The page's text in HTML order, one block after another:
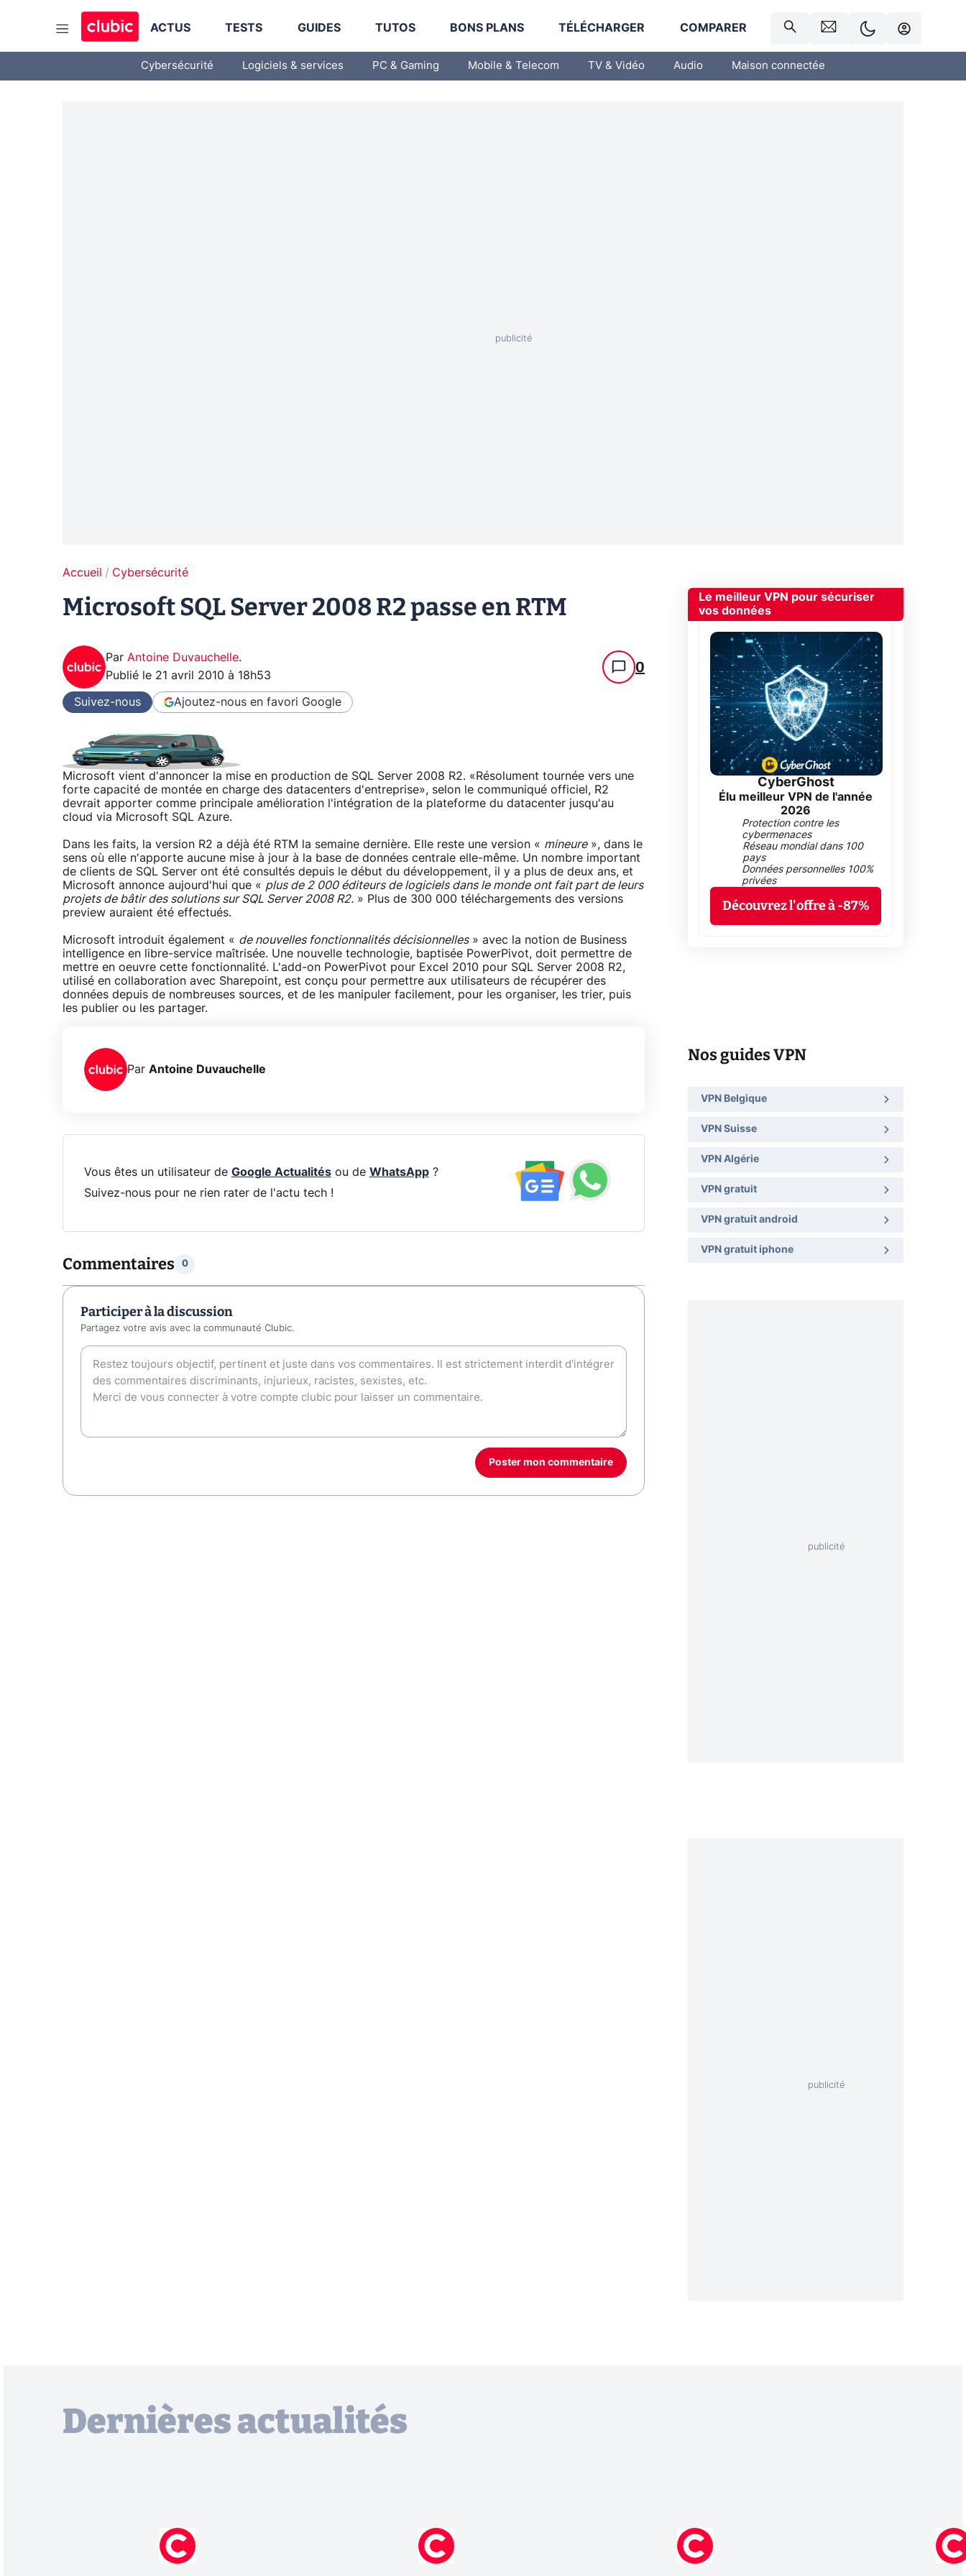
ACTUS TESTS GUIDES TUTOS BONS PLANS TÉLÉCHARGER COMPARER
Cybersécurité Logiciels & services PC & Gaming Mobile & Telecom TV & Vidéo Audio Maison connectée
Accueil Cybersécurité
Microsoft SQL Server 2008 R2 passe en RTM
Par Antoine Duvauchelle.
Publié le 21 avril 2010 à 18h53 0
Suivez-nous Ajoutez-nous en favori Google
Microsoft vient d'annoncer la mise en production de SQL Server 2008 R2. «Résolument tournée vers une
forte capacité de montée en charge des datacenters d'entreprise», selon le communiqué officiel, R2
devrait apporter comme principale amélioration l'intégration de la plateforme du datacenter jusqu'au
cloud via Microsoft SQL Azure.
Dans les faits, la version R2 a déjà été RTM la semaine dernière. Elle reste une version « mineure», dans le
sens où elle n'apporte aucune mise à jour à la base de données centrale elle-même. Un nombre important
de clients de SQL Server ont été consultés depuis le début du développement, il y a plus de deux ans, et
Microsoft annonce aujourd'hui que « plus de 2 000 éditeurs de logiciels dans le monde ont fait part de leurs
projets de bâtir des solutions sur SQL Server 2008 R2. » Plus de 300 000 téléchargements des versions
preview auraient été effectués.
Microsoft introduit également « de nouvelles fonctionnalités décisionnelles» avec la notion de Business
intelligence en libre-service maîtrisée. Une nouvelle technologie, baptisée PowerPivot, doit permettre de
mettre en oeuvre cette fonctionnalité. L'add-on PowerPivot pour Excel 2010 pour SQL Server 2008 R2,
utilisé en collaboration avec Sharepoint, est conçu pour permettre aux utilisateurs de récupérer des
données depuis de nombreuses sources, et de les manipuler facilement, pour les organiser, les trier, puis
les publier ou les partager.
Par Antoine Duvauchelle
Vous êtes un utilisateur de Google Actualitésou de WhatsApp?
Suivez-nous pour ne rien rater de l'actu tech !
Commentaires 0
Participer à la discussion
Partagez votre avis avec la communauté Clubic.
Poster mon commentaire
Le meilleur VPN pour sécuriser
vos données
CyberGhost
Élu meilleur VPN de l'année
2026
Protection contre les
cybermenaces
Réseau mondial dans 100
pays
Données personnelles 100%
privées
Découvrez l'offre à -87%
Nos guides VPN
VPN Belgique
VPN Suisse
VPN Algérie
VPN gratuit
VPN gratuit android
VPN gratuit iphone
Dernières actualités